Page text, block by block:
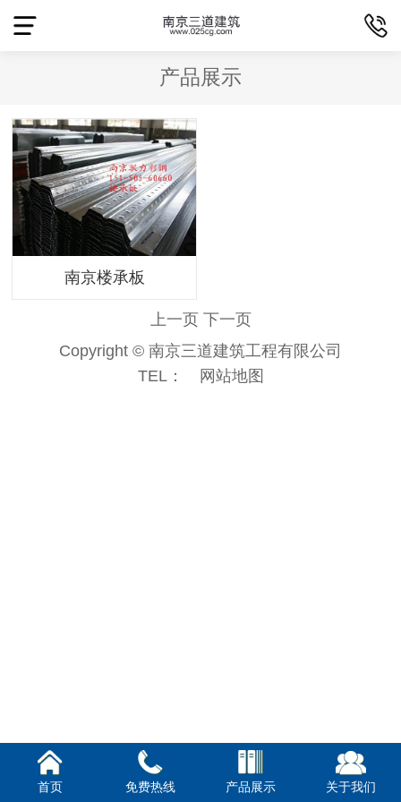
产品展示
南京楼承板
上一页 下一页
Copyright © 南京三道建筑工程有限公司
TEL：
网站地图
首页 免费热线 产品展示 关于我们